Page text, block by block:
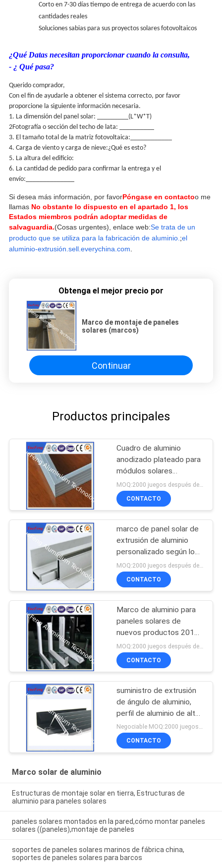
Corto en 7-30 días tiempo de entrega de acuerdo con las
cantidades reales
Soluciones sabias para sus proyectos solares fotovoltaicos
¿Qué Datas necesitan proporcionar cuando la consulta,
- ¿ Qué pasa?
Querido comprador,
Con el fin de ayudarle a obtener el sistema correcto, por favor
proporcione la siguiente información necesaria.
1. La dimensión del panel solar: _________(L*W*T)
2Fotografía o sección del techo de lata: __________
3. El tamaño total de la matriz fotovoltaica:____________
4. Carga de viento y carga de nieve:¿Qué es esto?
5. La altura del edificio:
6. La cantidad de pedido para confirmar la entrega y el
envío:______________
Si desea más información, por favorPóngase en contactoo me
llamas No obstante lo dispuesto en el apartado 1, los
Estados miembros podrán adoptar medidas de
salvaguardia.(Cosas urgentes), enlace web:Se trata de un
producto que se utiliza para la fabricación de aluminio. ;el
aluminio-extrusión.sell.everychina.com
Obtenga el mejor precio por
Marco de montaje de paneles
solares (marcos)
Continuar
Productos principales
Cuadro de aluminio
anodizado plateado para
módulos solares
fotovoltaicos
MOQ:2000 juegos después de confirmar las muestras
CONTACTO
marco de panel solar de
extrusión de aluminio
personalizado según los
planos de diseño
CONTACTO
Marco de aluminio para
paneles solares de
nuevos productos 2015
del fabricante chino
CONTACTO
suministro de extrusión
de ángulo de aluminio,
perfil de aluminio de alta
calidad para soporte de
paneles solares
Negociable MOQ:2000 juegos después de confirmar las muestras
CONTACTO
Marco solar de aluminio
Estructuras de montaje solar en tierra, Estructuras de
aluminio para paneles solares
paneles solares montados en la pared,cómo montar paneles
solares ((paneles),montaje de paneles
soportes de paneles solares marinos de fábrica china,
soportes de paneles solares para barcos